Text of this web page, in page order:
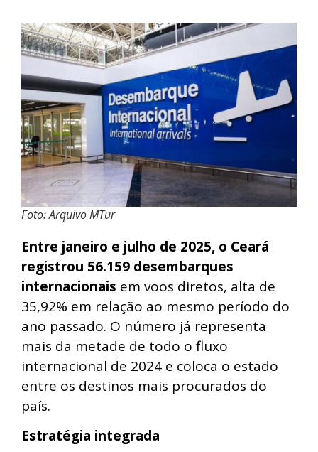
Foto: Arquivo MTur
Entre janeiro e julho de 2025, o Ceará
registrou 56.159 desembarques
internacionais em voos diretos, alta de
35,92% em relação ao mesmo período do
ano passado. O número já representa
mais da metade de todo o fluxo
internacional de 2024 e coloca o estado
entre os destinos mais procurados do
país.
Estratégia integrada